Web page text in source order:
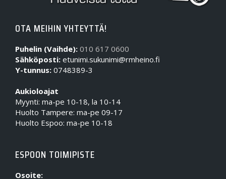
OTA MEIHIN YHTEYTTÄ!
Puhelin (Vaihde): 010 617 0600
Sähköposti: etunimi.sukunimi@rmheino.fi
Y-tunnus: 0748389-3
Aukioloajat
Myynti: ma-pe 10-18, la 10-14
Huolto Tampere: ma-pe 09-17
Huolto Espoo: ma-pe 10-18
ESPOON TOIMIPISTE
Osoite: